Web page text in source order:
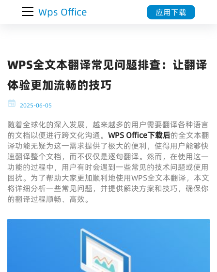
Wps Office 应用下载
WPS全文本翻译常见问题排查：让翻译
体验更加流畅的技巧
2025-06-05
随着全球化的深入发展，越来越多的用户需要翻译各种语言
的文档以便进行跨文化沟通。 WPS Office下载后的全文本翻
译功能无疑为这一需求提供了极大的便利，使得用户能够快
速翻译整个文档，而不仅仅是逐句翻译。然而，在使用这一
功能的过程中，用户有时会遇到一些常见的技术问题或使用
困扰。为了帮助大家更加顺利地使用WPS全文本翻译，本文
将详细分析一些常见问题，并提供解决方案和技巧，确保你
的翻译过程顺畅、高效。